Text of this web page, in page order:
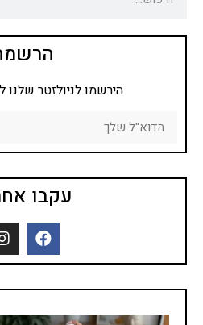
הירשמו לניולזטר
עקבו